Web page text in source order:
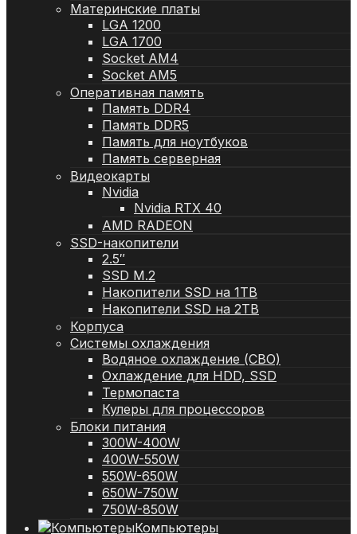
Материнские платы
LGA 1200
LGA 1700
Socket AM4
Socket AM5
Оперативная память
Память DDR4
Память DDR5
Память для ноутбуков
Память серверная
Видеокарты
Nvidia
Nvidia RTX 40
AMD RADEON
SSD-накопители
2.5″
SSD M.2
Накопители SSD на 1TB
Накопители SSD на 2TB
Корпуса
Системы охлаждения
Водяное охлаждение (СВО)
Охлаждение для HDD, SSD
Термопаста
Кулеры для процессоров
Блоки питания
300W-400W
400W-550W
550W-650W
650W-750W
750W-850W
Компьютеры